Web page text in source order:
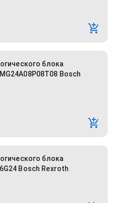
блока
Bosch
блока
Bosch Rexroth